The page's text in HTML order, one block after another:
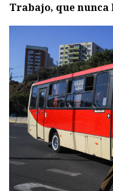
Trabajo, que nunca